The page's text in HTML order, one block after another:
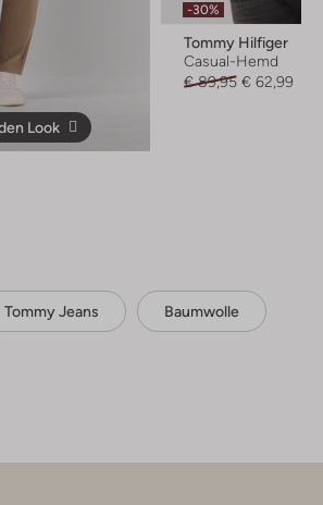
Look
-30%
Tommy Hilfiger
Casual-Hemd
€ 89,95 € 62,99
Tommy Jeans Baumwolle